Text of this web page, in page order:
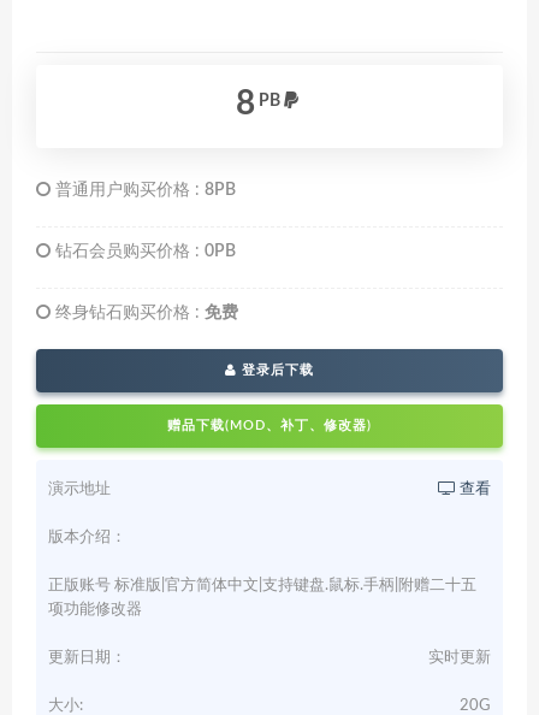
8 PB
普通用户购买价格 : 8PB
钻石会员购买价格 : 0PB
终身钻石购买价格 : 免费
登录后下载
赠品下载(MOD、补丁、修改器)
演示地址 查看
版本介绍：
正版账号 标准版|官方简体中文|支持键盘.鼠标.手柄|附赠二十五
项功能修改器
更新日期： 实时更新
大小: 20G